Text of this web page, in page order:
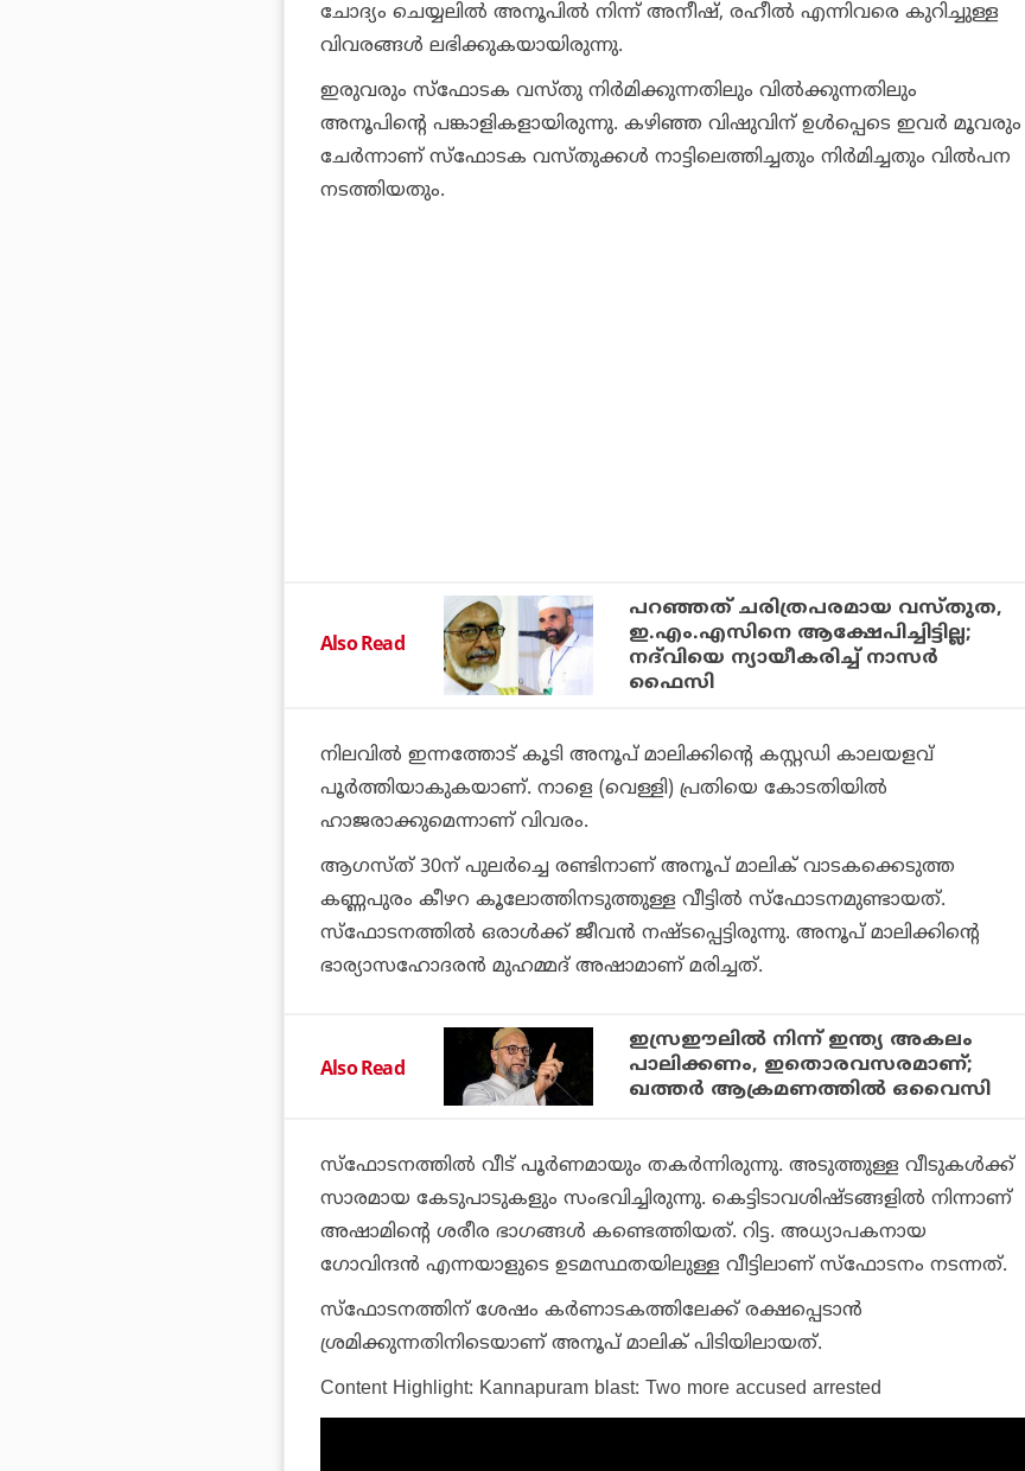
ചോദ്യം ചെയ്യലില്‍ അനൂപില്‍ നിന്ന് അനീഷ്, രഹീല്‍ എന്നിവരെ കുറിച്ചുള്ള
വിവരങ്ങള്‍ ലഭിക്കുകയായിരുന്നു.
ഇരുവരും സ്ഫോടക വസ്തു നിര്‍മിക്കുന്നതിലും വില്‍ക്കുന്നതിലും
അനൂപിന്റെ പങ്കാളികളായിരുന്നു. കഴിഞ്ഞ വിഷുവിന് ഉള്‍പ്പെടെ ഇവര്‍ മൂവരും
ചേര്‍ന്നാണ് സ്ഫോടക വസ്തുക്കൾ നാട്ടിലെത്തിച്ചതും നിര്‍മിച്ചതും വില്‍പന
നടത്തിയതും.
Also Read
പറഞ്ഞത് ചരിത്രപരമായ വസ്തുത,
ഇ.എം.എസിനെ ആക്ഷേപിച്ചിട്ടില്ല;
നദ്‌വിയെ ന്യായീകരിച്ച് നാസര്‍
ഫൈസി
നിലവില്‍ ഇന്നത്തോട് കൂടി അനൂപ് മാലിക്കിന്റെ കസ്റ്റഡി കാലയളവ്
പൂര്‍ത്തിയാകുകയാണ്. നാളെ (വെള്ളി) പ്രതിയെ കോടതിയില്‍
ഹാജരാക്കുമെന്നാണ് വിവരം.
ആഗസ്ത് 30ന് പുലര്‍ച്ചെ രണ്ടിനാണ് അനൂപ് മാലിക് വാടകക്കെടുത്ത
കണ്ണപുരം കീഴറ കൂലോത്തിനടുത്തുള്ള വീട്ടില്‍ സ്ഫോടനമുണ്ടായത്.
സ്ഫോടനത്തില്‍ ഒരാള്‍ക്ക് ജീവന്‍ നഷ്ടപ്പെട്ടിരുന്നു. അനൂപ് മാലിക്കിന്റെ
ഭാര്യാസഹോദരന്‍ മുഹമ്മദ് അഷാമാണ് മരിച്ചത്.
Also Read
ഇസ്രഈലില്‍ നിന്ന് ഇന്ത്യ അകലം
പാലിക്കണം, ഇതൊരവസരമാണ്;
ഖത്തര്‍ ആക്രമണത്തില്‍ ഒവൈസി
സ്‌ഫോടനത്തില്‍ വീട് പൂര്‍ണമായും തകര്‍ന്നിരുന്നു. അടുത്തുള്ള വീടുകള്‍ക്ക്
സാരമായ കേടുപാടുകളും സംഭവിച്ചിരുന്നു. കെട്ടിടാവശിഷ്ടങ്ങളില്‍ നിന്നാണ്
അഷാമിന്റെ ശരീര ഭാഗങ്ങള്‍ കണ്ടെത്തിയത്. റിട്ട. അധ്യാപകനായ
ഗോവിന്ദന്‍ എന്നയാളുടെ ഉടമസ്ഥതയിലുള്ള വീട്ടിലാണ് സ്‌ഫോടനം നടന്നത്.
സ്‌ഫോടനത്തിന് ശേഷം കര്‍ണാടകത്തിലേക്ക് രക്ഷപ്പെടാന്‍
ശ്രമിക്കുന്നതിനിടെയാണ് അനൂപ് മാലിക് പിടിയിലായത്.
Content Highlight: Kannapuram blast: Two more accused arrested